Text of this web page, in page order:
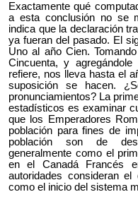
Exactamente qué
a esta conclusión no se
indica que la declaración
ya fueran del pasado. El
Uno al año Cien.
Cincuenta, y
refiere, nos lleva hasta el
suposición se hacen.
pronunciamientos? La
estadísticos es examinar
que los Emperadores
población para fines de
población son de
generalmente como el
en el Canadá Francés
autoridades consideran
como el inicio del sistema